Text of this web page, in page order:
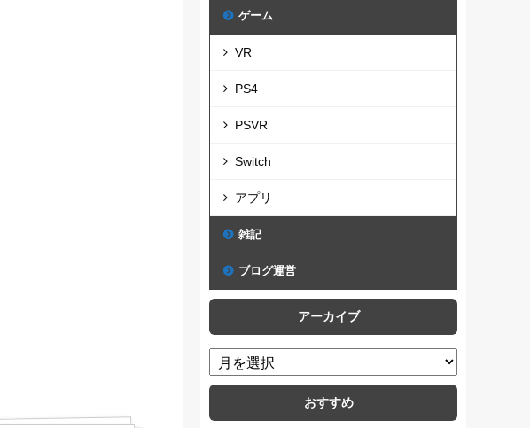
ゲーム
VR
PS4
PSVR
Switch
アプリ
雑記
ブログ運営
アーカイブ
おすすめ